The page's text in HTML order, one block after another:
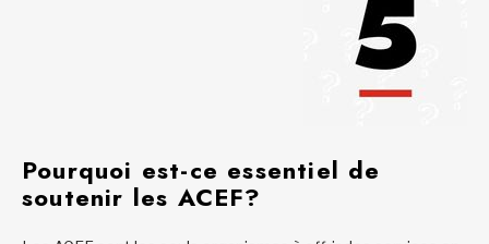
Pourquoi est-ce essentiel de
soutenir les ACEF?